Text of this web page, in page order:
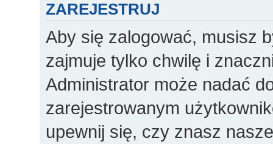
ZAREJESTRUJ
Aby się zalogować, musisz
zajmuje tylko chwilę i
Administrator może nadać
zarejestrowanym
upewnij się, czy znasz